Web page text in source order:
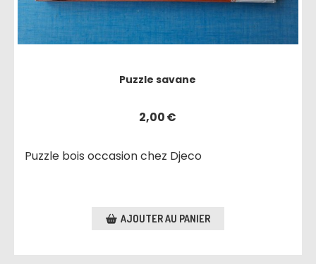
Puzzle savane
2,00€
Puzzle bois occasion chez Djeco
AJOUTER AU PANIER